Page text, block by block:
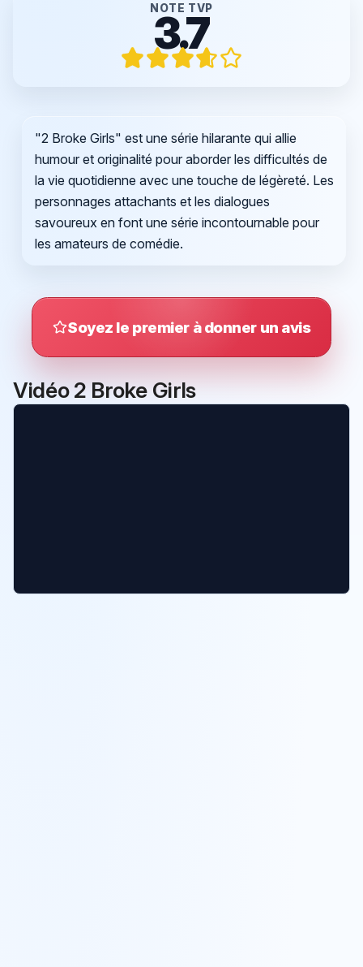
NOTE TVP
3.7
"2 Broke Girls" est une série hilarante qui allie
humour et originalité pour aborder les difficultés de
la vie quotidienne avec une touche de légèreté. Les
personnages attachants et les dialogues
savoureux en font une série incontournable pour
les amateurs de comédie.
Soyez le premier à donner un avis
Vidéo 2 Broke Girls